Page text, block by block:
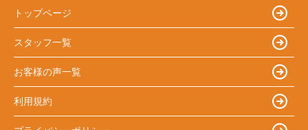
トップページ
スタッフ一覧
お客様の声一覧
利用規約